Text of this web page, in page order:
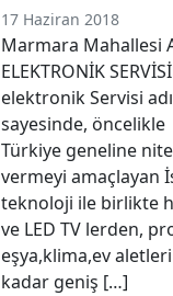
17 Haziran 2018
Marmara
ELEKTRONİK
elektronik Servisi
sayesinde,
Türkiye geneline
vermeyi amaçlayan
teknoloji ile birlikte
ve LED TV lerden,
eşya,klima,ev
kadar geniş […]